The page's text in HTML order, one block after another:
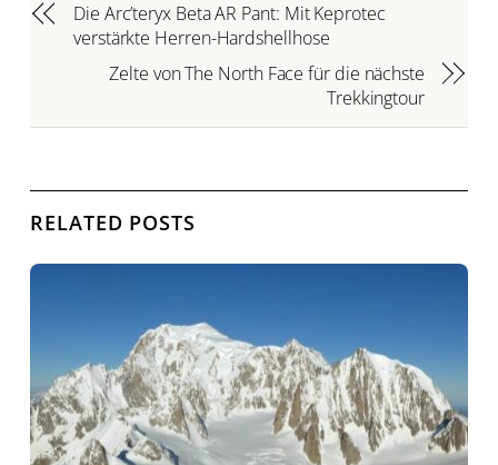
Die Arc’teryx Beta AR Pant: Mit Keprotec
verstärkte Herren-Hardshellhose
Zelte von The North Face für die nächste
Trekkingtour
RELATED POSTS